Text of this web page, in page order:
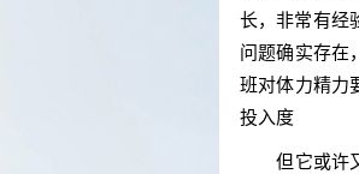
长，非常有经
问题确实存在
班对体力精力
投入度
但它或许又